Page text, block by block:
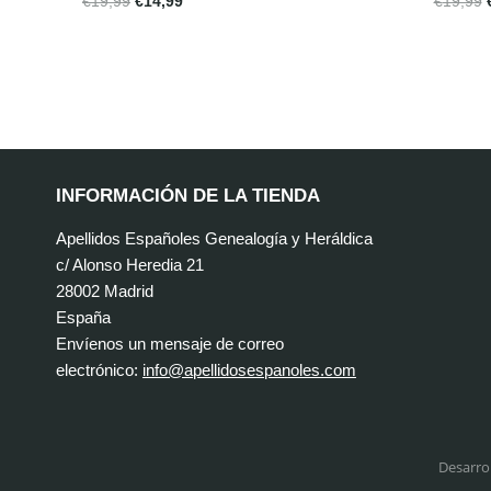
INFORMACIÓN DE LA TIENDA
Apellidos Españoles Genealogía y Heráldica
c/ Alonso Heredia 21
28002 Madrid
España
Envíenos un mensaje de correo
electrónico: info@apellidosespanoles.com